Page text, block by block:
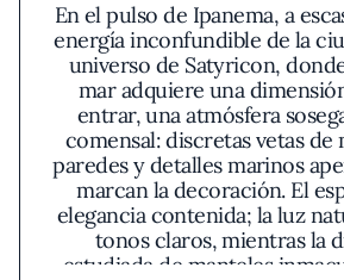
En el pulso de Ipanema, a
energía inconfundible de la
universo de Satyricon,
mar adquiere una
entrar, una atmósfera
comensal: discretas vetas de
paredes y detalles marinos
marcan la decoración. El
elegancia contenida; la luz
tonos claros, mientras la
estudiada de manteles